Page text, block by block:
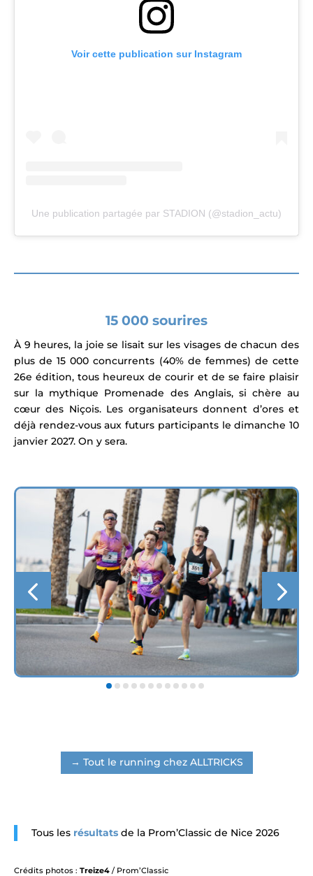
Voir cette publication sur Instagram
Une publication partagée par STADION (@stadion_actu)
15 000 sourires
À 9 heures, la joie se lisait sur les visages de chacun des
plus de 15 000 concurrents (40% de femmes) de cette
26e édition, tous heureux de courir et de se faire plaisir
sur la mythique Promenade des Anglais, si chère au
cœur des Niçois. Les organisateurs donnent d’ores et
déjà rendez-vous aux futurs participants le dimanche 10
janvier 2027. On y sera.
→ Tout le running chez ALLTRICKS
Tous les résultats de la Prom’Classic de Nice 2026
Crédits photos : Treize4 / Prom’Classic